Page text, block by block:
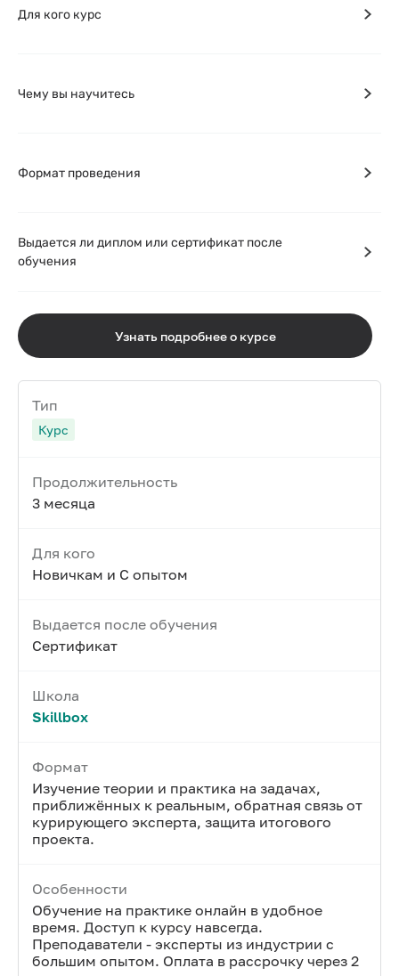
Для кого курс
Чему вы научитесь
Формат проведения
Выдается ли диплом или сертификат после
обучения
Узнать подробнее о курсе
Тип
Курс
Продолжительность
3 месяца
Для кого
Новичкам и С опытом
Выдается после обучения
Сертификат
Школа
Skillbox
Формат
Изучение теории и практика на задачах,
приближённых к реальным, обратная связь от
курирующего эксперта, защита итогового
проекта.
Особенности
Обучение на практике онлайн в удобное
время. Доступ к курсу навсегда.
Преподаватели - эксперты из индустрии с
большим опытом. Оплата в рассрочку через 2